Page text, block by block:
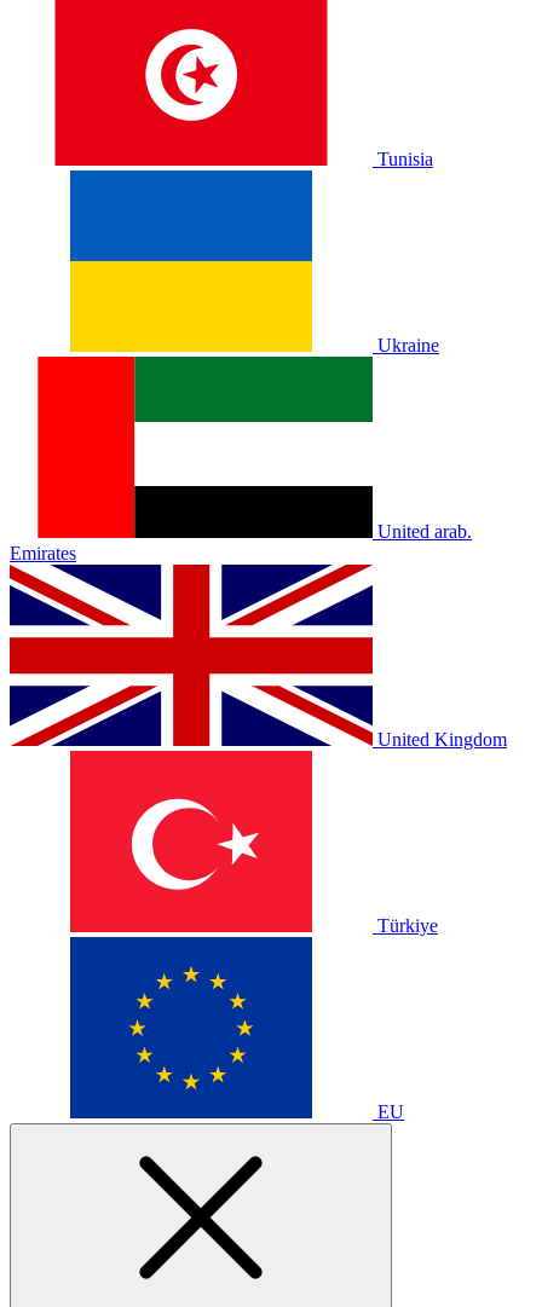
Tunisia
Ukraine
United arab.
Emirates
United Kingdom
Türkiye
EU